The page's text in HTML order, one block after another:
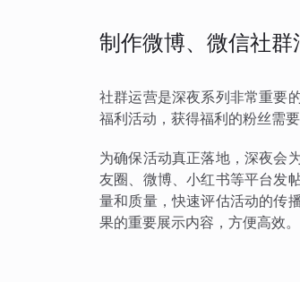
制作微博、微信社
社群运营是深夜系列非常重要
福利活动，获得福利的粉丝需
为确保活动真正落地，深夜会
友圈、微博、小红书等平台发
量和质量，快速评估活动的传
果的重要展示内容，方便高效。